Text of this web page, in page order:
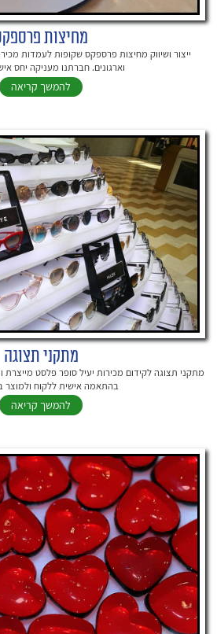
מחיצות
ייצור ושיווק מחיצות פרספקס שקופות לעמדות
וארגונים. חברתנו מעניקה יחס
להמשך קריאה
מתקני תצוגה
מתקני תצוגה לקידום מכירות יעיל סופר פלסט
בהתאמה אישית ללקוח ולמוצר
להמשך קריאה